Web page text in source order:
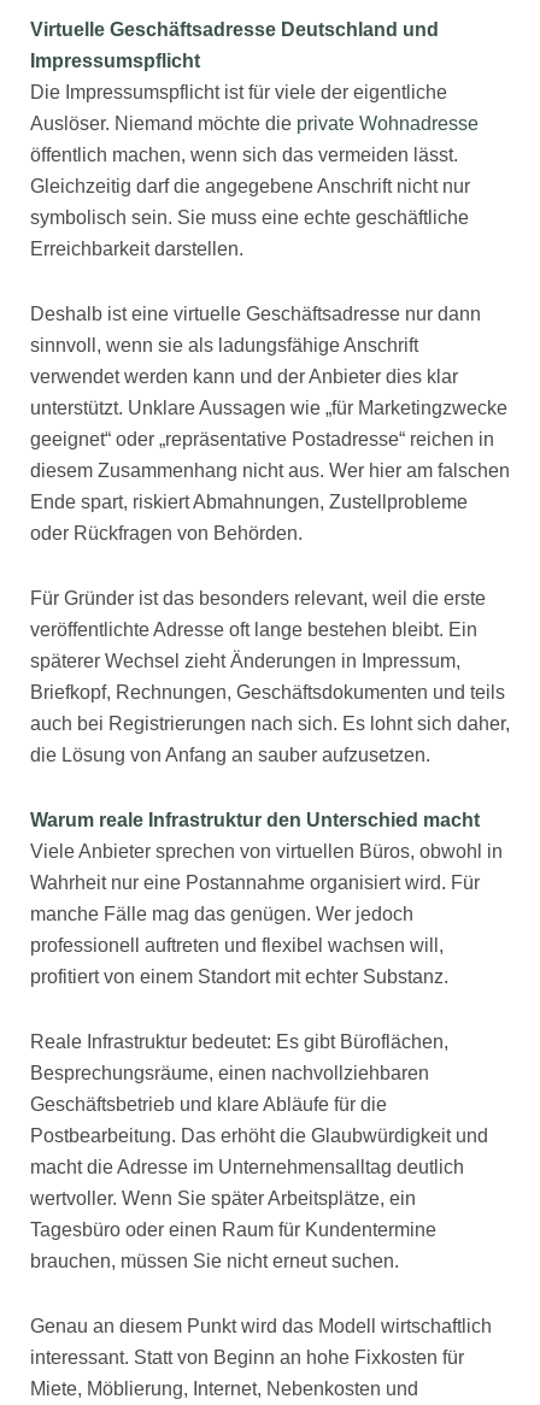
Virtuelle Geschäftsadresse Deutschland und
Impressumspflicht
Die Impressumspflicht ist für viele der eigentliche
Auslöser. Niemand möchte die private Wohnadresse
öffentlich machen, wenn sich das vermeiden lässt.
Gleichzeitig darf die angegebene Anschrift nicht nur
symbolisch sein. Sie muss eine echte geschäftliche
Erreichbarkeit darstellen.
Deshalb ist eine virtuelle Geschäftsadresse nur dann
sinnvoll, wenn sie als ladungsfähige Anschrift
verwendet werden kann und der Anbieter dies klar
unterstützt. Unklare Aussagen wie „für Marketingzwecke
geeignet“ oder „repräsentative Postadresse“ reichen in
diesem Zusammenhang nicht aus. Wer hier am falschen
Ende spart, riskiert Abmahnungen, Zustellprobleme
oder Rückfragen von Behörden.
Für Gründer ist das besonders relevant, weil die erste
veröffentlichte Adresse oft lange bestehen bleibt. Ein
späterer Wechsel zieht Änderungen in Impressum,
Briefkopf, Rechnungen, Geschäftsdokumenten und teils
auch bei Registrierungen nach sich. Es lohnt sich daher,
die Lösung von Anfang an sauber aufzusetzen.
Warum reale Infrastruktur den Unterschied macht
Viele Anbieter sprechen von virtuellen Büros, obwohl in
Wahrheit nur eine Postannahme organisiert wird. Für
manche Fälle mag das genügen. Wer jedoch
professionell auftreten und flexibel wachsen will,
profitiert von einem Standort mit echter Substanz.
Reale Infrastruktur bedeutet: Es gibt Büroflächen,
Besprechungsräume, einen nachvollziehbaren
Geschäftsbetrieb und klare Abläufe für die
Postbearbeitung. Das erhöht die Glaubwürdigkeit und
macht die Adresse im Unternehmensalltag deutlich
wertvoller. Wenn Sie später Arbeitsplätze, ein
Tagesbüro oder einen Raum für Kundentermine
brauchen, müssen Sie nicht erneut suchen.
Genau an diesem Punkt wird das Modell wirtschaftlich
interessant. Statt von Beginn an hohe Fixkosten für
Miete, Möblierung, Internet, Nebenkosten und